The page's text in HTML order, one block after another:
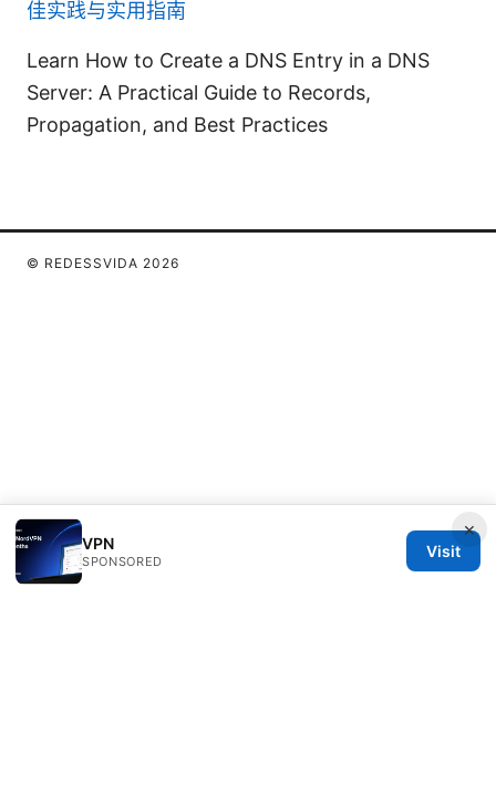
佳实践与实用指南
Learn How to Create a DNS Entry in a DNS
Server: A Practical Guide to Records,
Propagation, and Best Practices
×
VPN
SPONSORED
Visit
© REDESSVIDA 2026